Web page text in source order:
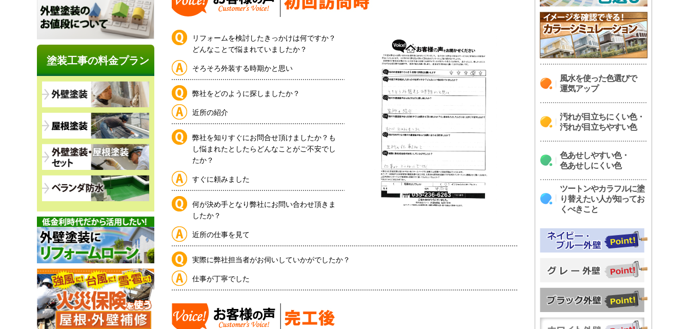
リフォームを検討したきっかけは何ですか？
どんなことで悩まれていましたか？
そろそろ外装する時期かと思い
弊社をどのように探しましたか？
近所の紹介
弊社を知りすぐにお問合せ頂けましたか？も
し悩まれたとしたらどんなことがご不安でし
たか？
すぐに頼みました
何が決め手となり弊社にお問い合わせ頂きま
したか？
近所の仕事を見て
実際に弊社担当者がお伺いしていかがでしたか？
仕事が丁寧でした
風水を使った色選びで
運気アップ
汚れが目立ちにくい色・
汚れが目立ちやすい色
色あせしやすい色・
色あせしにくい色
ツートンやカラフルに塗
り替えたい人が知ってお
くべきこと
塗装工事の料金プラン